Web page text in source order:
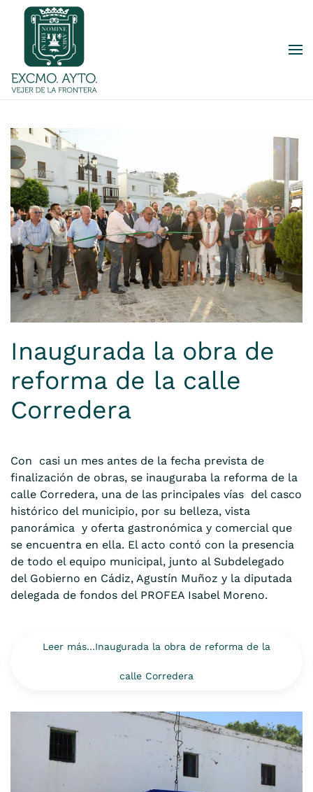
Skip to main content
Inaugurada la obra de
reforma de la calle
Corredera
Con casi un mes antes de la fecha prevista de
finalización de obras, se inauguraba la reforma de la
calle Corredera, una de las principales vías del casco
histórico del municipio, por su belleza, vista
panorámica y oferta gastronómica y comercial que
se encuentra en ella. El acto contó con la presencia
de todo el equipo municipal, junto al Subdelegado
del Gobierno en Cádiz, Agustín Muñoz y la diputada
delegada de fondos del PROFEA Isabel Moreno.
Leer más…Inaugurada la obra de reforma de la
calle Corredera